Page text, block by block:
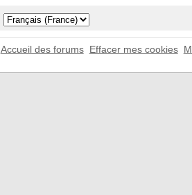
Accueil des forums Effacer mes cookies